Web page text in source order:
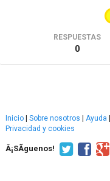
RESPUESTAS
0
Inicio Sobre nosotros Ayuda
Privacidad y cookies
Â¡SÃ­guenos!